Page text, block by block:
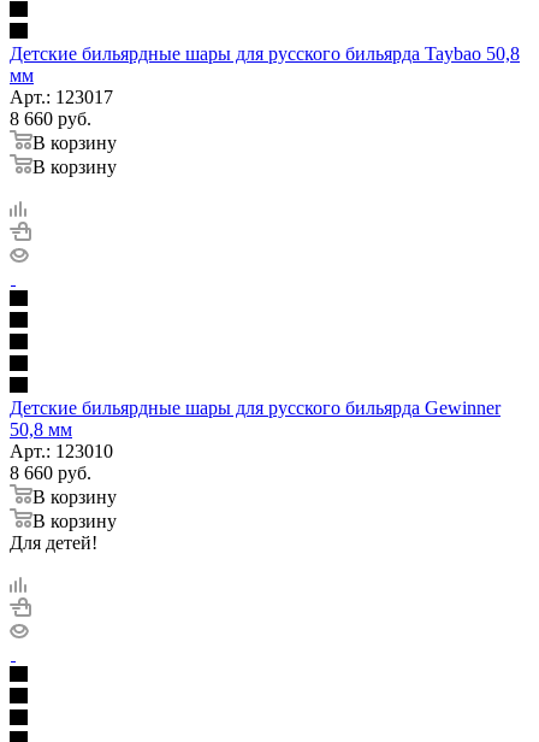
Детские бильярдные шары для русского бильярда Taybao 50,8
мм
Арт.: 123017
8 660 руб.
В корзину
В корзину
Детские бильярдные шары для русского бильярда Gewinner
50,8 мм
Арт.: 123010
8 660 руб.
В корзину
В корзину
Для детей!